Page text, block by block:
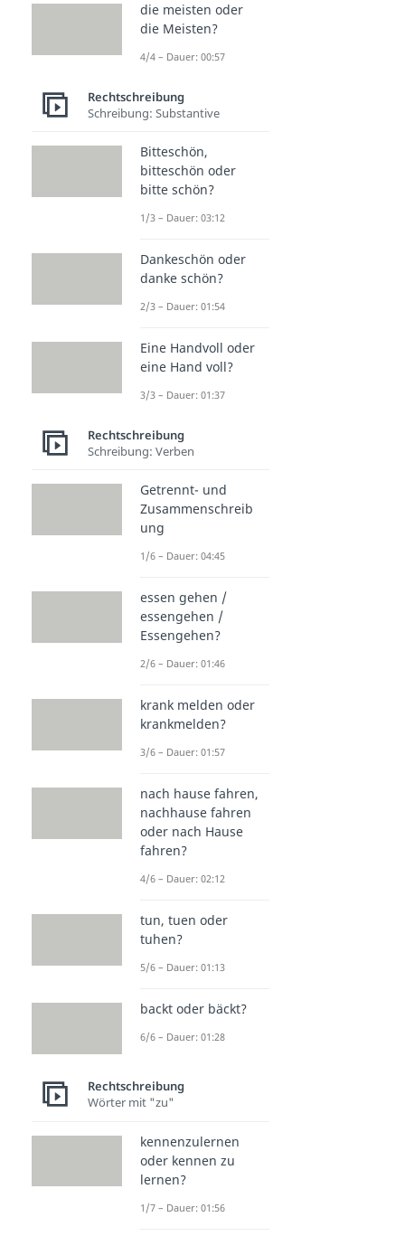
die meisten oder
die Meisten?
4/4 – Dauer: 00:57
Rechtschreibung
Schreibung: Substantive
Bitteschön,
bitteschön oder
bitte schön?
1/3 – Dauer: 03:12
Dankeschön oder
danke schön?
2/3 – Dauer: 01:54
Eine Handvoll oder
eine Hand voll?
3/3 – Dauer: 01:37
Rechtschreibung
Schreibung: Verben
Getrennt- und
Zusammenschreib
ung
1/6 – Dauer: 04:45
essen gehen /
essengehen /
Essengehen?
2/6 – Dauer: 01:46
krank melden oder
krankmelden?
3/6 – Dauer: 01:57
nach hause fahren,
nachhause fahren
oder nach Hause
fahren?
4/6 – Dauer: 02:12
tun, tuen oder
tuhen?
5/6 – Dauer: 01:13
backt oder bäckt?
6/6 – Dauer: 01:28
Rechtschreibung
Wörter mit "zu"
kennenzulernen
oder kennen zu
lernen?
1/7 – Dauer: 01:56